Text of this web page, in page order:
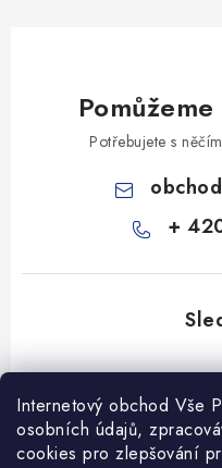
Internetový obchod Vše
osobních údajů,
cookies pro zlepšování
Potřebujete s
obchod
+